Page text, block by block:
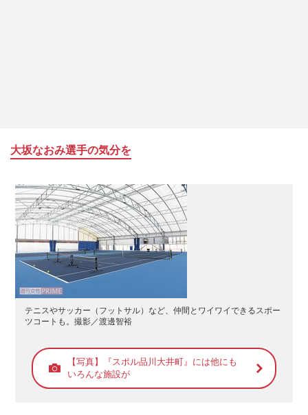
大坂なおみ選手の気分を
テニスやサッカー（フットサル）など、仲間とワイワイできるスポー
ツコートも。撮影／渡邊智裕
【写真】『スポル品川大井町』には他にも
いろんな施設が